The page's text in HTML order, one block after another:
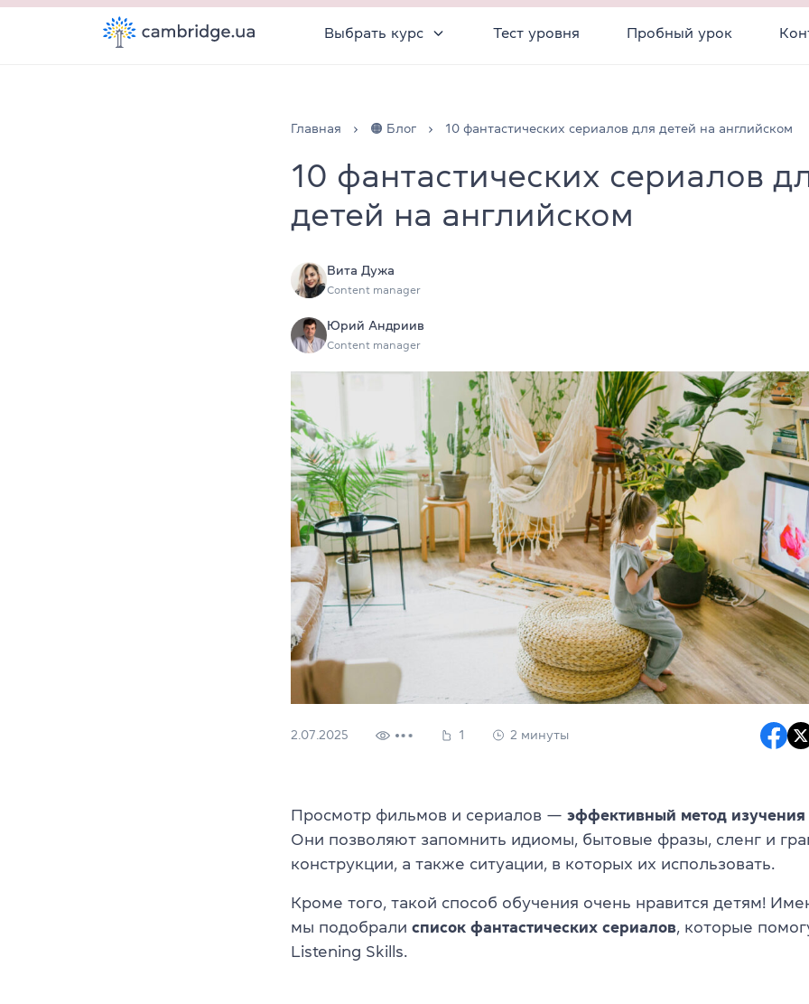
Выбрать курс Тест уровня Пробный урок
Главная 🟠 Блог 10 фантастических сериалов для детей на английском
10 фантастических сериалов
детей на английском
Вита Дужа
Content manager
Юрий Андриив
Content manager
2.07.2025 1 2 минуты
Просмотр фильмов и сериалов — эффективный метод изучения
Они позволяют запомнить идиомы, бытовые фразы, сленг и
конструкции, а также ситуации, в которых их использовать.
Кроме того, такой способ обучения очень нравится детям!
мы подобрали список фантастических сериалов, которые
Listening Skills.